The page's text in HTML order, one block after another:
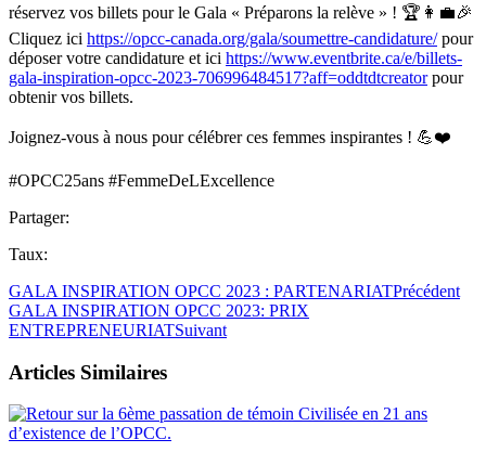
réservez vos billets pour le Gala « Préparons la relève » ! 🏆👩‍💼🎉
Cliquez ici https://opcc-canada.org/gala/soumettre-candidature/pour
déposer votre candidature et ici https://www.eventbrite.ca/e/billets-
gala-inspiration-opcc-2023-706996484517?aff=oddtdtcreatorpour
obtenir vos billets.
Joignez-vous à nous pour célébrer ces femmes inspirantes ! 💪❤️
#OPCC25ans #FemmeDeLExcellence
Partager:
Taux:
GALA INSPIRATION OPCC 2023 : PARTENARIATPrécédent
GALA INSPIRATION OPCC 2023: PRIX
ENTREPRENEURIATSuivant
Articles Similaires